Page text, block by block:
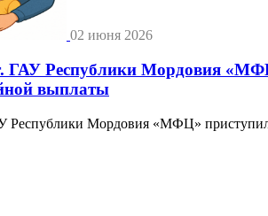
02 июня 2026
ГАУ Республики Мордовия
выплаты
Республики Мордовия «МФЦ»